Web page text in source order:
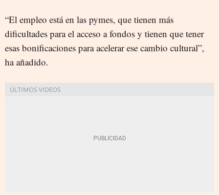
“El empleo está en las pymes, que tienen más
dificultades para el acceso a fondos y tienen que tener
esas bonificaciones para acelerar ese cambio cultural”,
ha añadido.